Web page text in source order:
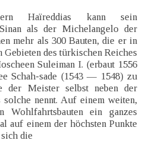
Haïreddias kann sein
als der Michelangelo der
mehr als 300 Bauten, die er in
Gebieten des türkischen Reiches
Suleiman I. (erbaut 1556
Schah-sade (1543 — 1548) zu
der Meister selbst neben der
nennt. Auf einem weiten,
Wohlfahrtsbauten ein ganzes
auf einem der höchsten Punkte
die